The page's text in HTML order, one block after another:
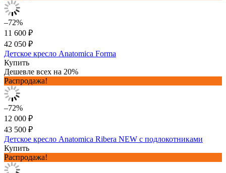
–72%
11 600 ₽
42 050 ₽
Детское кресло Anatomica Forma
Купить
Дешевле всех на 20%
Распродажа!
–72%
12 000 ₽
43 500 ₽
Детское кресло Anatomica Ribera NEW с подлокотниками
Купить
Распродажа!